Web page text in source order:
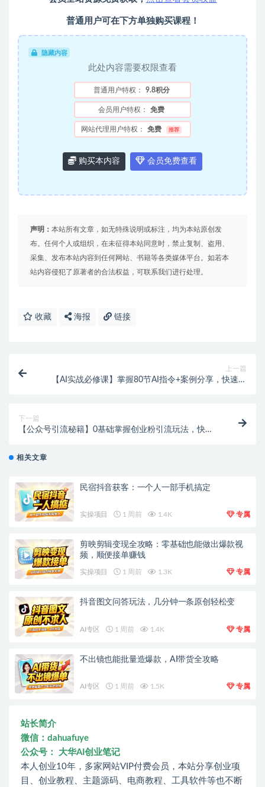
普通用户可在下方单独购买课程！
隐藏内容
此处内容需要权限查看
普通用户特权： 9.8积分
会员用户特权： 免费
网站代理用户特权： 免费 推荐
购买本内容 会员免费查看
声明： 本站所有文章，如无特殊说明或标注，均为本站原创发
布。任何个人或组织，在未征得本站同意时，禁止复制、盗用、
采集、发布本站内容到任何网站、书籍等各类媒体平台。如若本
站内容侵犯了原著者的合法权益，可联系我们进行处理。
收藏 海报 链接
上一篇
【AI实战必修课】掌握80节AI指令+案例分享，快速提
下一篇
【公众号引流秘籍】0基础掌握创业粉引流玩法，快速
相关文章
民宿抖音获客：一个人一部手机搞定
实操项目 1 周前 1.4K 专属
剪映剪辑变现全攻略：零基础也能做出爆款视
频，顺便接单赚钱
实操项目 1 周前 1.3K 专属
抖音图文问答玩法，几分钟一条原创轻松变
AI专区 1 周前 1.4K 专属
不出镜也能批量造爆款，AI带货全攻略
AI专区 1 周前 1.5K 专属
站长简介
微信：dahuafuye
公众号： 大华AI创业笔记
本人创业10年，多家网站VIP付费会员，本站分享创业项
目、创业教程、主题源码、电商教程、工具软件等也不断